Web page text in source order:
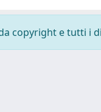
copyright e tutti i